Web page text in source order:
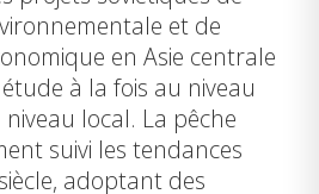
et de
en Asie centrale
à la fois au niveau
local. La pêche
suivi les tendances
adoptant des